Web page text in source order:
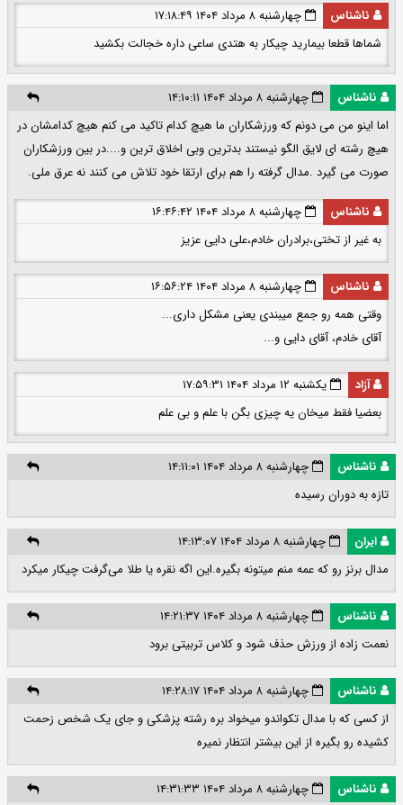
ناشناس
چهارشنبه ۸ مرداد ۱۴۰۴ ۱۷:۱۸:۴۹
شماها قطعا بیمارید چیکار به هتدی ساعی داره خجالت بکشید
ناشناس
چهارشنبه ۸ مرداد ۱۴۰۴ ۱۴:۱۰:۱۱
اما اینو من می دونم که ورزشکاران ما هیچ کدام تاکید می کنم هیچ کدامشان در
هیچ رشته ای لایق الگو نیستند بدترین وبی اخلاق ترین و....در بین ورزشکاران
صورت می گیرد .مدال گرفته را هم برای ارتقا خود تلاش می کنند نه عرق ملی.
ناشناس
چهارشنبه ۸ مرداد ۱۴۰۴ ۱۶:۴۶:۴۲
به غیر از تختی،برادران خادم،علی دایی عزیز
ناشناس
چهارشنبه ۸ مرداد ۱۴۰۴ ۱۶:۵۶:۲۴
وقتی همه رو جمع میبندی یعنی مشکل داری...
آقای خادم، آقای دایی و...
آزاد
یکشنبه ۱۲ مرداد ۱۴۰۴ ۱۷:۵۹:۳۱
بعضیا فقط میخان یه چیزی بگن با علم و بی علم
ناشناس
چهارشنبه ۸ مرداد ۱۴۰۴ ۱۴:۱۱:۰۱
تازه به دوران رسیده
ایران
چهارشنبه ۸ مرداد ۱۴۰۴ ۱۴:۱۳:۰۷
مدال برنز رو که عمه منم میتونه بگیره.این اگه نقره یا طلا می‌گرفت چیکار میکرد
ناشناس
چهارشنبه ۸ مرداد ۱۴۰۴ ۱۴:۲۱:۳۷
نعمت زاده از ورزش حذف شود و کلاس تربیتی برود
ناشناس
چهارشنبه ۸ مرداد ۱۴۰۴ ۱۴:۲۸:۱۷
از کسی که با مدال تکواندو میخواد بره رشته پزشکی و جای یک شخص زحمت
کشیده رو بگیره از این بیشتر انتظار نمیره
ناشناس
چهارشنبه ۸ مرداد ۱۴۰۴ ۱۴:۳۱:۳۳